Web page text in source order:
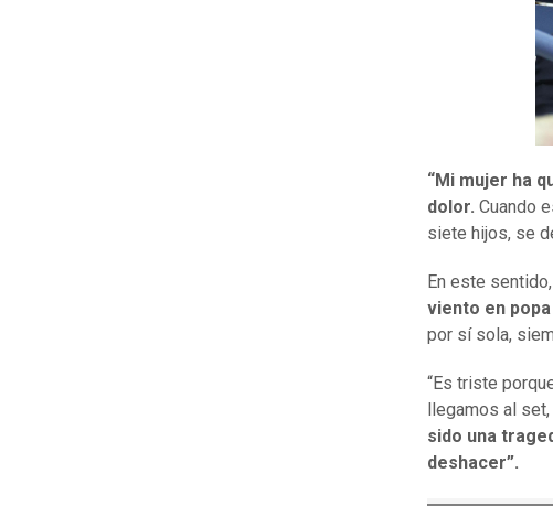
“Mi mujer ha
dolor. Cuando
siete hijos, se
En este
viento en
por sí sola,
“Es triste
llegamos al
sido una
deshacer”.